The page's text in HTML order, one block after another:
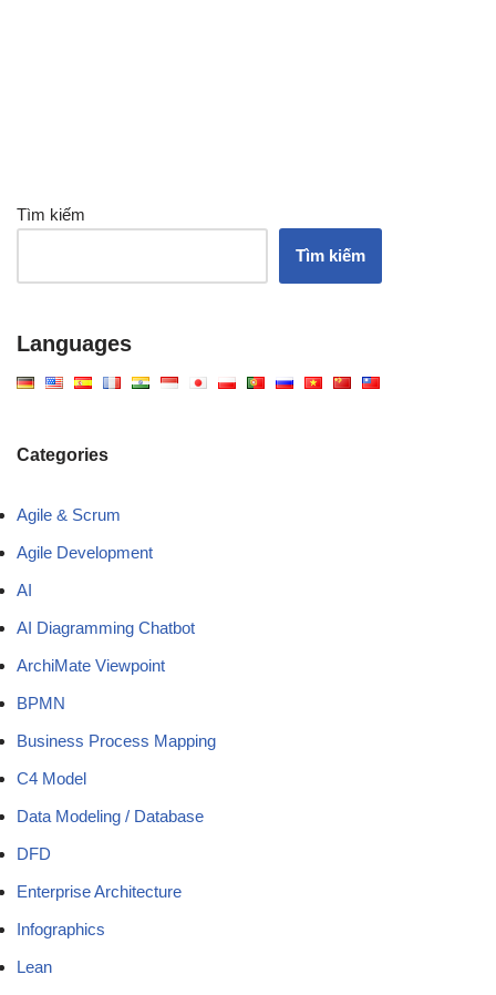
Tìm kiếm
Tìm kiếm
Languages
Categories
Agile & Scrum
Agile Development
AI
AI Diagramming Chatbot
ArchiMate Viewpoint
BPMN
Business Process Mapping
C4 Model
Data Modeling / Database
DFD
Enterprise Architecture
Infographics
Lean